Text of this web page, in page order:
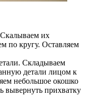
их
по кругу. Оставляем
Складываем
детали лицом к
небольшое окошко
вывернуть прихватку